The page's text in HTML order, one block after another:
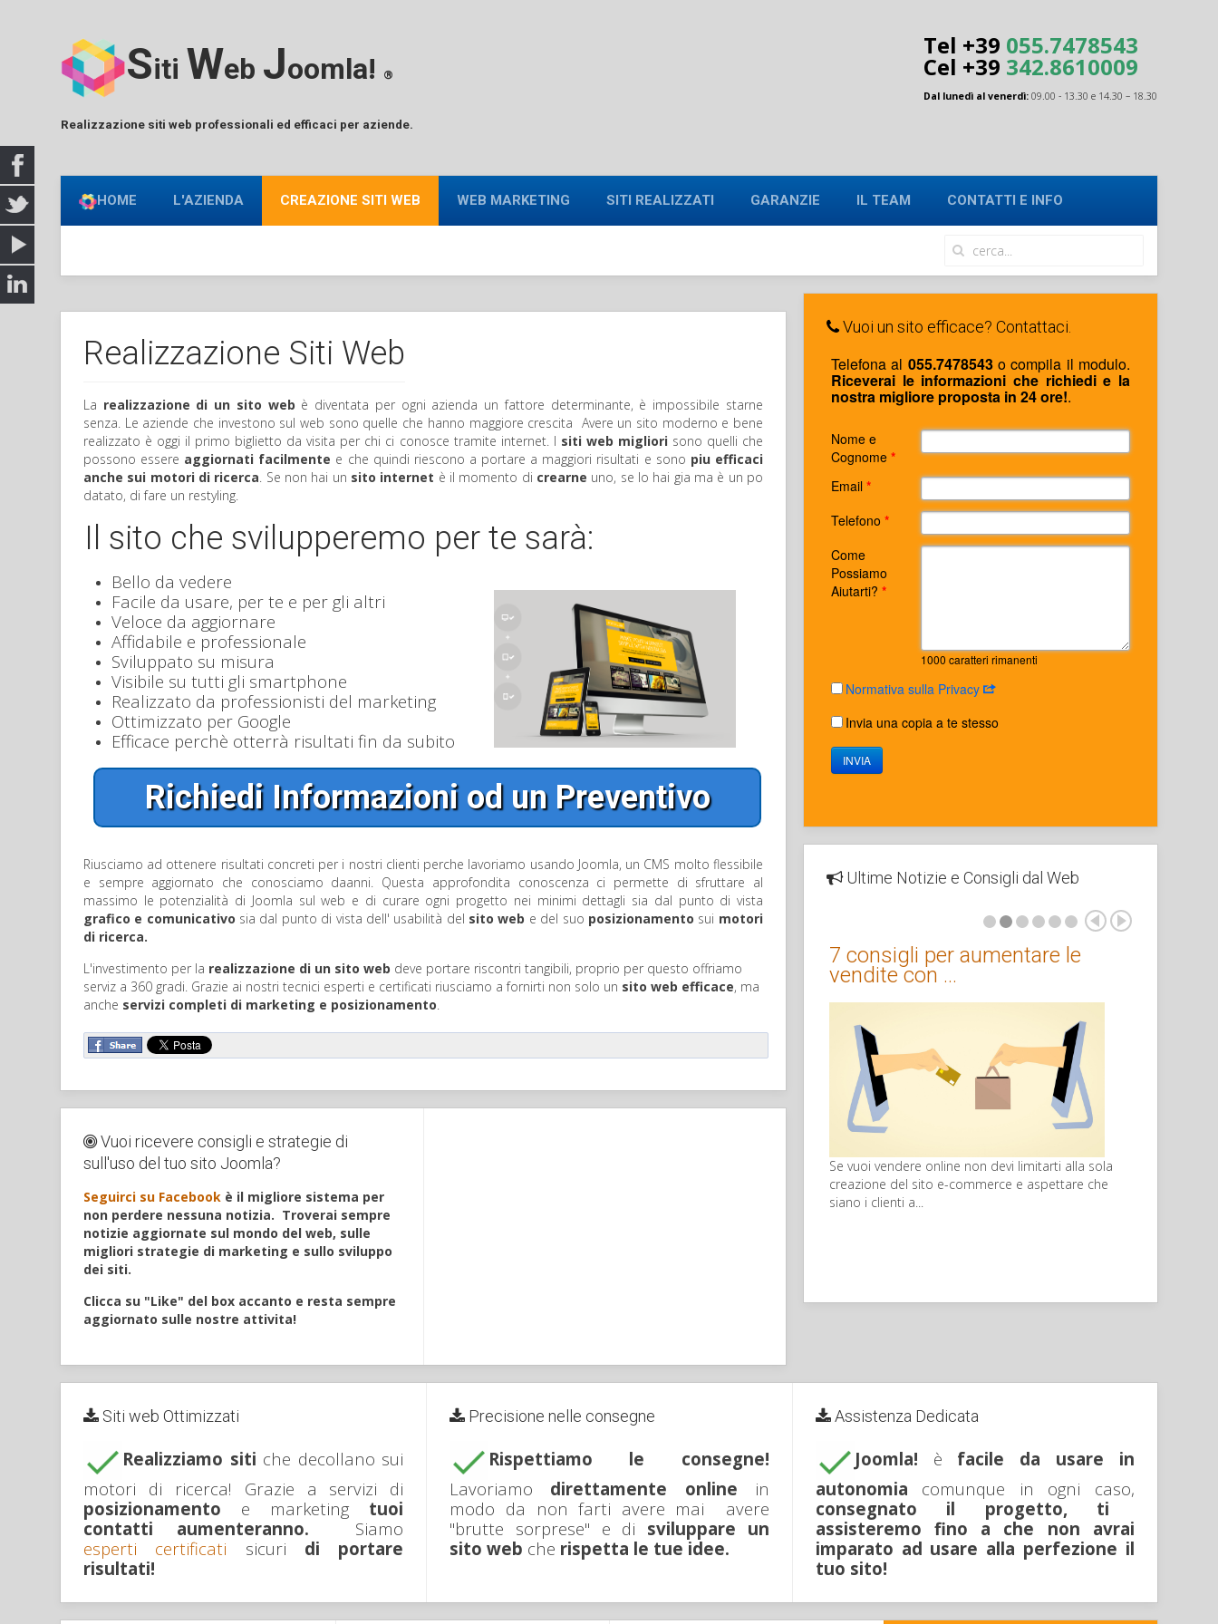
Siti Web Joomla! ®
Realizzazione siti web professionali ed efficaci per aziende.
Tel +39 055.7478543
Cel +39 342.8610009
Dal lunedì al venerdì: 09.00 - 13.30 e 14.30 – 18.30
HOME L'AZIENDA CREAZIONE SITI WEB WEB MARKETING SITI REALIZZATI GARANZIE IL TEAM CONTATTI E INFO
Realizzazione Siti Web
La realizzazione di un sito web è diventata per ogni azienda un fattore determinante, è impossibile starne
senza. Le aziende che investono sul web sono quelle che hanno maggiore crescita Avere un sito moderno e bene
realizzato è oggi il primo biglietto da visita per chi ci conosce tramite internet. I siti web migliorisono quelli che
possono essere aggiornati facilmente e che quindi riescono a portare a maggiori risultati e sono piu efficaci
anche sui motori di ricerca. Se non hai un sito internet è il momento di crearne uno, se lo hai gia ma è un po
datato, di fare un restyling.
Il sito che svilupperemo per te sarà:
Bello da vedere
Facile da usare, per te e per gli altri
Veloce da aggiornare
Affidabile e professionale
Sviluppato su misura
Visibile su tutti gli smartphone
Realizzato da professionisti del marketing
Ottimizzato per Google
Efficace perchè otterrà risultati fin da subito
Richiedi Informazioni od un Preventivo
Riusciamo ad ottenere risultati concreti per i nostri clienti perche lavoriamo usando Joomla, un CMS molto flessibile
e sempre aggiornato che conosciamo daanni. Questa approfondita conoscenza ci permette di sfruttare al
massimo le potenzialità di Joomla sul web e di curare ogni progetto nei minimi dettagli sia dal punto di vista
grafico e comunicativo sia dal punto di vista dell' usabilità del sito web e del suo posizionamento sui motori
di ricerca.
L'investimento per la realizzazione di un sito web deve portare riscontri tangibili, proprio per questo offriamo
serviz a 360 gradi. Grazie ai nostri tecnici esperti e certificati riusciamo a fornirti non solo un sito web efficace, ma
anche servizi completi di marketing e posizionamento.
Vuoi ricevere consigli e strategie di
sull'uso del tuo sito Joomla?
Seguirci su Facebook è il migliore sistema per
non perdere nessuna notizia. Troverai sempre
notizie aggiornate sul mondo del web, sulle
migliori strategie di marketing e sullo sviluppo
dei siti.
Clicca su "Like" del box accanto e resta sempre
aggiornato sulle nostre attivita!
Vuoi un sito efficace? Contattaci.
Telefona al 055.7478543o compila il modulo.
Riceverai le informazioni che richiedi e la
nostra migliore proposta in 24 ore!.
Nome e
Cognome *
Email *
Telefono *
Come
Possiamo
Aiutarti? *
1000 caratteri rimanenti
Normativa sulla Privacy
Invia una copia a te stesso
INVIA
Ultime Notizie e Consigli dal Web
PrevNext
7 consigli per aumentare le
vendite con …
Se vuoi vendere online non devi limitarti alla sola
creazione del sito e-commerce e aspettare che
siano i clienti a...
Siti web Ottimizzati
Realizziamo siti che decollano sui
motori di ricerca! Grazie a servizi di
posizionamento e marketing tuoi
contatti aumenteranno.
Siamo
esperti certificati sicuri di portare
risultati!
Precisione nelle consegne
Rispettiamo le consegne!
Lavoriamo direttamente online in
modo da non farti avere mai avere
"brutte sorprese" e di sviluppare un
sito web che rispetta le tue idee.
Assistenza Dedicata
Joomla! è facile da usare in
autonomia comunque in ogni caso,
consegnato il progetto, ti
assisteremo fino a che non avrai
imparato ad usare alla perfezione il
tuo sito!